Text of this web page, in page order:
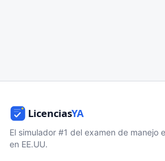
El simulador #1 del examen de manejo
en EE.UU.